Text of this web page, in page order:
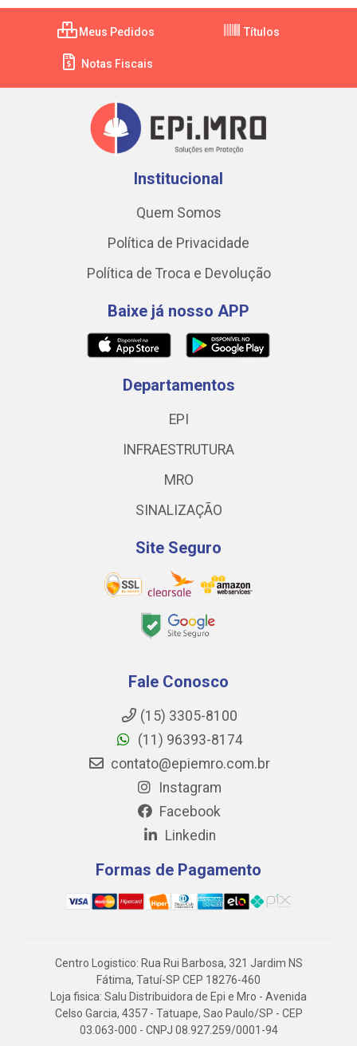
Meus Pedidos Títulos
Notas Fiscais
Institucional
Quem Somos
Política de Privacidade
Política de Troca e Devolução
Baixe já nosso APP
Departamentos
EPI
INFRAESTRUTURA
MRO
SINALIZAÇÃO
Site Seguro
Fale Conosco
(15) 3305-8100
(11) 96393-8174
contato@epiemro.com.br
Instagram
Facebook
Linkedin
Formas de Pagamento
Centro Logistico: Rua Rui Barbosa, 321 Jardim NS
Fátima, Tatuí-SP CEP 18276-460
Loja fisica: Salu Distribuidora de Epi e Mro - Avenida
Celso Garcia, 4357 - Tatuape, Sao Paulo/SP - CEP
03.063-000 - CNPJ 08.927.259/0001-94